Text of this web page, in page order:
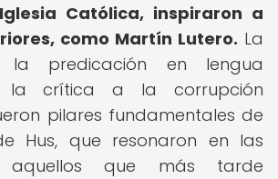
Católica, inspiraron a
como Martín Lutero. La
la predicación en lengua
la crítica a la corrupción
pilares fundamentales de
Hus, que resonaron en las
aquellos que más tarde